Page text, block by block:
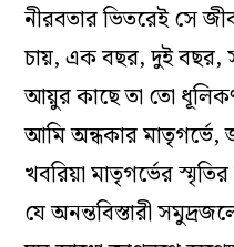
নীরবতার ভিতরেই সে
চায়, এক বছর, দুই বছর,
আয়ুর কাছে তা তো
আমি অন্ধকার মাতৃগর্ভে,
খবরিয়া মাতৃগর্ভের
যে অনন্তবিস্তারী